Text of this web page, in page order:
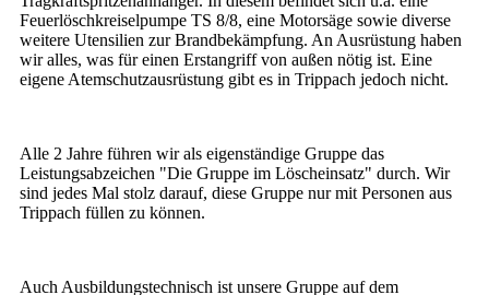
Feuerlöschkreiselpumpe TS 8/8, eine Motorsäge sowie diverse
weitere Utensilien zur Brandbekämpfung. An Ausrüstung haben
wir alles, was für einen Erstangriff von außen nötig ist. Eine
eigene Atemschutzausrüstung gibt es in Trippach jedoch nicht.
Alle 2 Jahre führen wir als eigenständige Gruppe das
Leistungsabzeichen "Die Gruppe im Löscheinsatz" durch. Wir
sind jedes Mal stolz darauf, diese Gruppe nur mit Personen aus
Trippach füllen zu können.
Auch Ausbildungstechnisch ist unsere Gruppe auf dem